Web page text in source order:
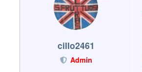
cillo2461
Admin